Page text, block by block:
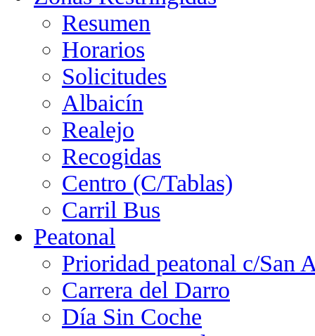
Resumen
Horarios
Solicitudes
Albaicín
Realejo
Recogidas
Centro (C/Tablas)
Carril Bus
Peatonal
Prioridad peatonal c/San
Carrera del Darro
Día Sin Coche